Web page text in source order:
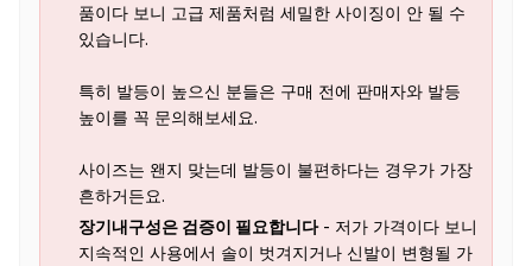
품이다 보니 고급 제품처럼 세밀한 사이징이 안 될 수
있습니다.
특히 발등이 높으신 분들은 구매 전에 판매자와 발등
높이를 꼭 문의해보세요.
사이즈는 왠지 맞는데 발등이 불편하다는 경우가 가장
흔하거든요.
장기내구성은 검증이 필요합니다- 저가 가격이다 보니
지속적인 사용에서 솔이 벗겨지거나 신발이 변형될 가